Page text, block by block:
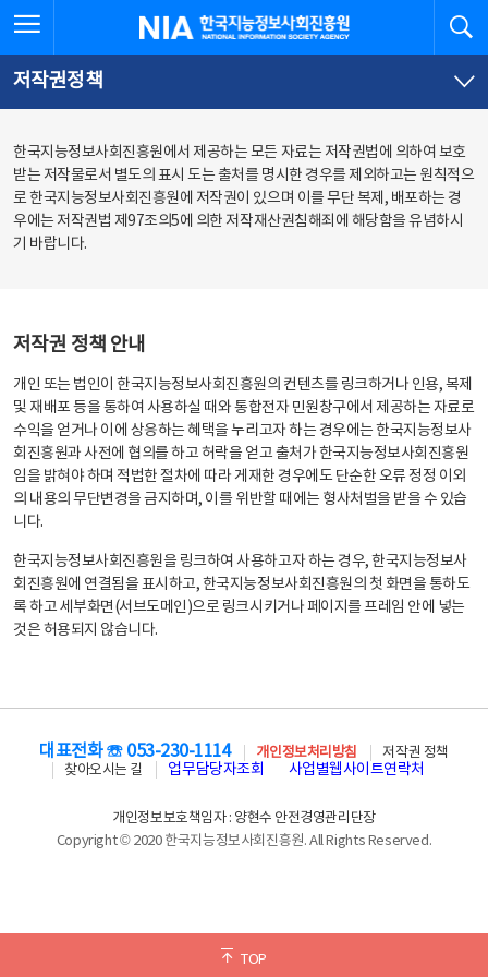
문
로
가
체
뉴
바
가
한국지능정보사회진흥원
저작권정책
한국지능정보사회진흥원에서 제공하는 모든 자료는 저작권법에 의하여 보호
받는 저작물로서 별도의 표시 도는 출처를 명시한 경우를 제외하고는 원칙적으
로 한국지능정보사회진흥원에 저작권이 있으며 이를 무단 복제, 배포하는 경
우에는 저작권법 제97조의5에 의한 저작재산권침해죄에 해당함을 유념하시
기 바랍니다.
저작권 정책 안내
개인 또는 법인이 한국지능정보사회진흥원의 컨텐츠를 링크하거나 인용, 복제
및 재배포 등을 통하여 사용하실 때와 통합전자 민원창구에서 제공하는 자료로
수익을 얻거나 이에 상응하는 혜택을 누리고자 하는 경우에는 한국지능정보사
회진흥원과 사전에 협의를 하고 허락을 얻고 출처가 한국지능정보사회진흥원
임을 밝혀야 하며 적법한 절차에 따라 게재한 경우에도 단순한 오류 정정 이외
의 내용의 무단변경을 금지하며, 이를 위반할 때에는 형사처벌을 받을 수 있습
니다.
한국지능정보사회진흥원을 링크하여 사용하고자 하는 경우, 한국지능정보사
회진흥원에 연결됨을 표시하고, 한국지능정보사회진흥원의 첫 화면을 통하도
록 하고 세부화면(서브도메인)으로 링크시키거나 페이지를 프레임 안에 넣는
것은 허용되지 않습니다.
TOP
대표전화 ☏ 053-230-1114 개인정보처리방침
저작권 정책
찾아오시는 길
업무담당자조회 사업별웹사이트연락처
개인정보보호책임자 : 양현수 안전경영관리단장
Copyright © 2020 한국지능정보사회진흥원. All Rights Reserved.